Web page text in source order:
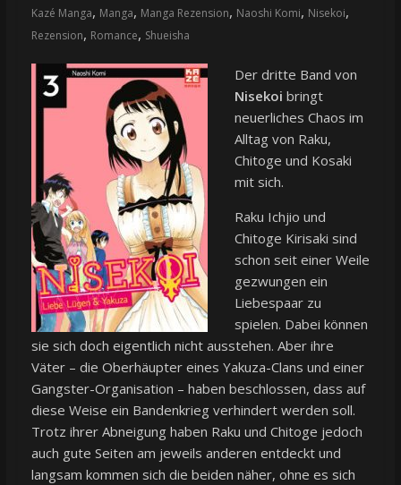
Kazé Manga, Manga, Manga Rezension, Naoshi Komi, Nisekoi,
Rezension, Romance, Shueisha
Der dritte Band von
Nisekoi bringt
neuerliches Chaos im
Alltag von Raku,
Chitoge und Kosaki
mit sich.
Raku Ichjio und
Chitoge Kirisaki sind
schon seit einer Weile
gezwungen ein
Liebespaar zu
spielen. Dabei können
sie sich doch eigentlich nicht ausstehen. Aber ihre
Väter – die Oberhäupter eines Yakuza-Clans und einer
Gangster-Organisation – haben beschlossen, dass auf
diese Weise ein Bandenkrieg verhindert werden soll.
Trotz ihrer Abneigung haben Raku und Chitoge jedoch
auch gute Seiten am jeweils anderen entdeckt und
langsam kommen sich die beiden näher, ohne es sich